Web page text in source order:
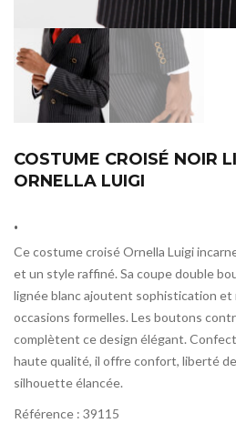
COSTUME CROISÉ NOIR
ORNELLA LUIGI
.
Ce costume croisé Ornella Luigi
et un style raffiné. Sa coupe double
lignée blanc ajoutent sophistication et
occasions formelles. Les boutons
complètent ce design élégant.
haute qualité, il offre confort, liberté
silhouette élancée.
Référence : 39115